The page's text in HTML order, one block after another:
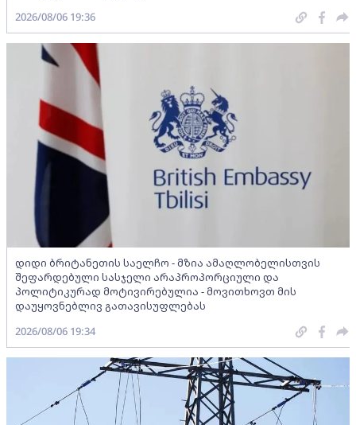
2026/08/06 19:36
დიდი ბრიტანეთის საელჩო - მზია ამაღლობელისთვის
შეფარდებული სასჯელი არაპროპორციული და
პოლიტიკურად მოტივირებულია - მოვითხოვთ მის
დაუყოვნებლივ გათავისუფლებას
2026/08/06 19:34